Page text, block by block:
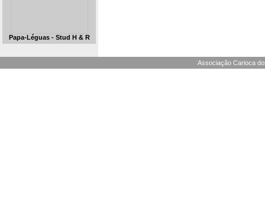
Papa-Léguas - Stud H & R
Associação Carioca